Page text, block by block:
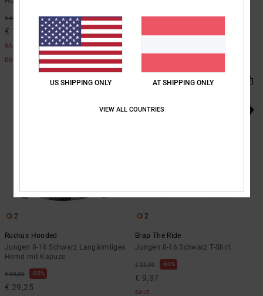
€ 50,00 63%
€ 18,75
SALE
DOPPELTER RABATT EXTRA 25 %
SALE
2
Ruckus Hooded
Jungen 8-16 Schwarz Langärmliges
Hemd mit Kapuze
€ 65,00 55%
€ 29,25
2
Brap The Ride
Jungen 8-16 Schwarz T-Shirt
€ 25,00 63%
€ 9,37
SALE
US SHIPPING ONLY AT SHIPPING ONLY
VIEW ALL COUNTRIES